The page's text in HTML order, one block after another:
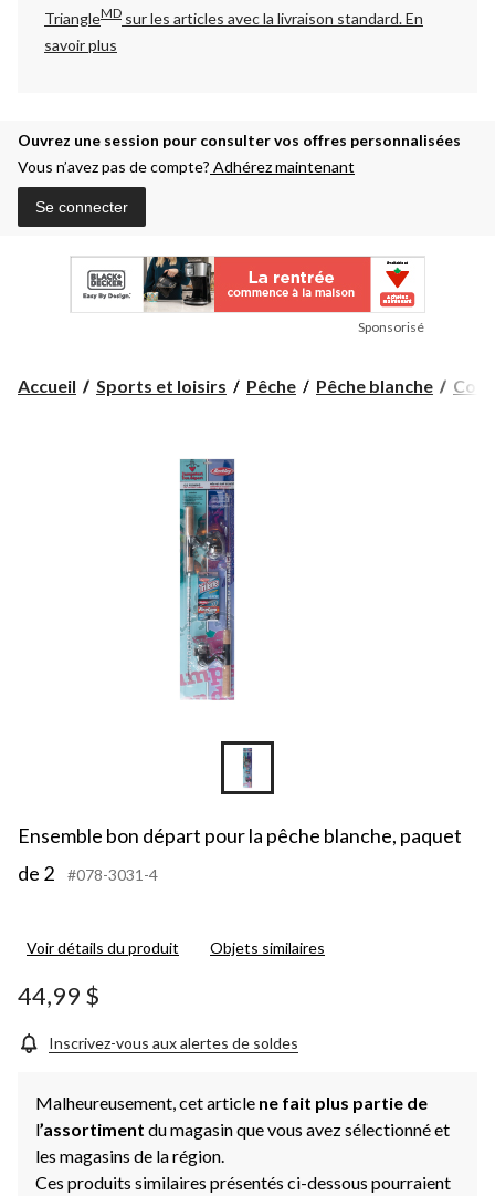
TriangleMD sur les articles avec la livraison standard.En
savoir plus
Ouvrez une session pour consulter vos offres personnalisées
Vous n’avez pas de compte? Adhérez maintenant
Se connecter
Sponsorisé
Accueil Sports et loisirs Pêche Pêche blanche
Ensemble bon départ pour la pêche blanche, paquet
de 2
#078-3031-4
Voir détails du produit Objets similaires
44,99 $
Inscrivez-vous aux alertes de soldes
Malheureusement, cet article ne fait plus partie de
l’assortiment du magasin que vous avez sélectionné et
les magasins de la région.
Ces produits similaires présentés ci-dessous pourraient